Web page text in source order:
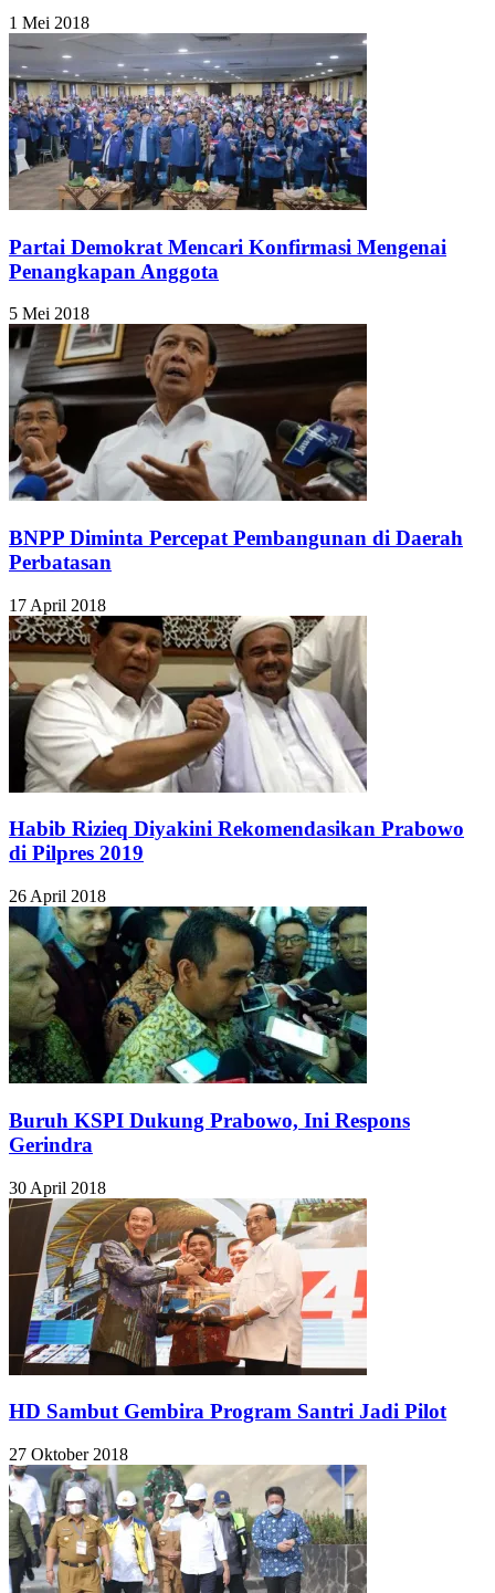
1 Mei 2018
Partai Demokrat Mencari Konfirmasi Mengenai
Penangkapan Anggota
5 Mei 2018
BNPP Diminta Percepat Pembangunan di Daerah
Perbatasan
17 April 2018
Habib Rizieq Diyakini Rekomendasikan Prabowo
di Pilpres 2019
26 April 2018
Buruh KSPI Dukung Prabowo, Ini Respons
Gerindra
30 April 2018
HD Sambut Gembira Program Santri Jadi Pilot
27 Oktober 2018